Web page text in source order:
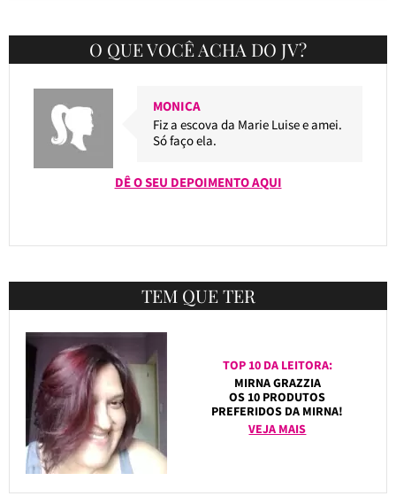
O QUE VOCÊ ACHA DO JV?
MONICA
Fiz a escova da Marie Luise e amei.
Só faço ela.
DÊ O SEU DEPOIMENTO AQUI
TEM QUE TER
TOP 10 DA LEITORA:
MIRNA GRAZZIA
OS 10 PRODUTOS
PREFERIDOS DA MIRNA!
VEJA MAIS